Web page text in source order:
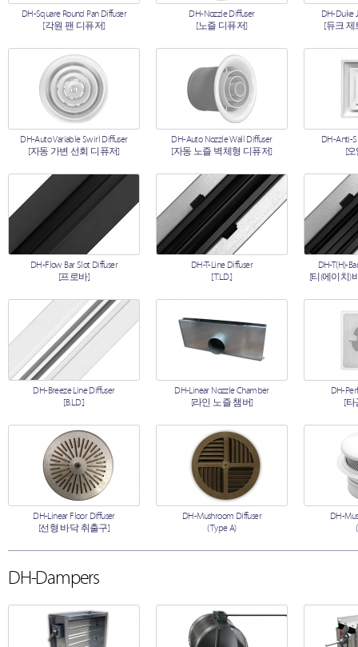
DH-Square Round Pan Diffuser
[각원 팬 디퓨저]
DH-Nozzle Diffuser
[노즐 디퓨저]
DH-Duke
[듀크 제
DH-Auto Variable Swirl Diffuser
[자동 가변 선회 디퓨저]
DH-Auto Nozzle Wall Diffuser
[자동 노즐 벽체형 디퓨저]
DH-Anti-
[
DH-Flow Bar Slot Diffuser
[프로바]
DH-T-Line Diffuser
[T.L.D.]
DH-T(H)-
[티(에이치)
DH-Breeze Line Diffuser
[B.L.D.]
DH-Linear Nozzle Chamber
[라인 노즐 챔버]
DH-
[타
DH-Linear Floor Diffuser
[선형 바닥 취출구]
DH-Mushroom Diffuser
(Type A)
DH-
DH-Dampers